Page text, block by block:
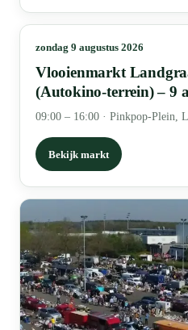
zondag 9 augustus 2026
Vlooienmarkt
(Autokino-terrein) – 9
09:00 – 16:00 · Pinkpop-Plein,
Bekijk markt